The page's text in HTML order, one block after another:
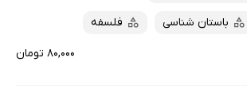
باستان شناسی فلسفه
۸۰,۰۰۰ تومان